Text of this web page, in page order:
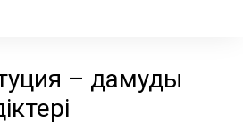
– дамудың